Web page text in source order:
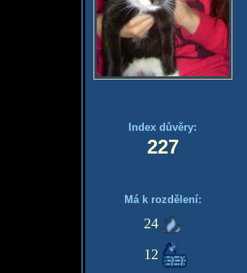
Index důvěry:
227
Má k rozdělení:
24
12